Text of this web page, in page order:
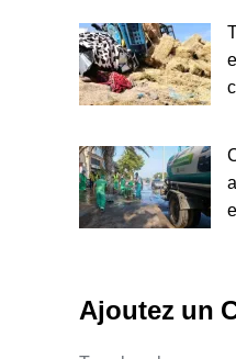
Ajoutez un